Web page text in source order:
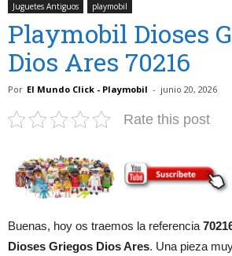
Juguetes Antiguos playmobil
Playmobil Dioses
Dios Ares 70216
Por El Mundo Click - Playmobil - junio 20, 2026
Rate this post
Buenas, hoy os traemos la referencia
Dioses Griegos Dios Ares. Una pieza